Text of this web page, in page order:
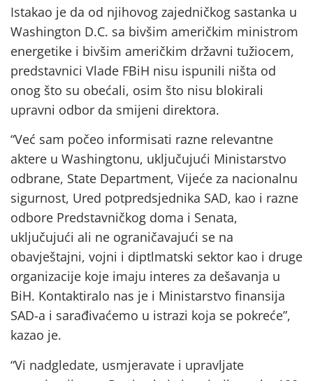
Istakao je da od njihovog zajedničkog sastanka u
Washington D.C. sa bivšim američkim ministrom
energetike i bivšim američkim državni tužiocem,
predstavnici Vlade FBiH nisu ispunili ništa od
onog što su obećali, osim što nisu blokirali
upravni odbor da smijeni direktora.
“Već sam počeo informisati razne relevantne
aktere u Washingtonu, uključujući Ministarstvo
odbrane, State Department, Vijeće za nacionalnu
sigurnost, Ured potpredsjednika SAD, kao i razne
odbore Predstavničkog doma i Senata,
uključujući ali ne ograničavajući se na
obavještajni, vojni i diptlmatski sektor kao i druge
organizacije koje imaju interes za dešavanja u
BiH. Kontaktiralo nas je i Ministarstvo finansija
SAD-a i sarađivaćemo u istrazi koja se pokreće”,
kazao je.
“Vi nadgledate, usmjeravate i upravljate